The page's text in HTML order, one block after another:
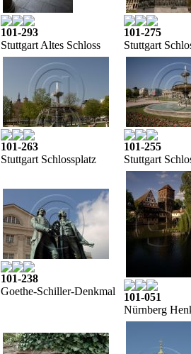
101-293
Stuttgart Altes Schloss
101-275
Stuttgart
101-263
Stuttgart Schlossplatz
101-255
Stuttgart
101-238
Goethe-Schiller-Denkmal
101-051
Nürnberg